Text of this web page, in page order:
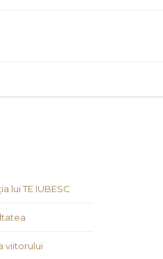
lui TE IUBESC
viitorului